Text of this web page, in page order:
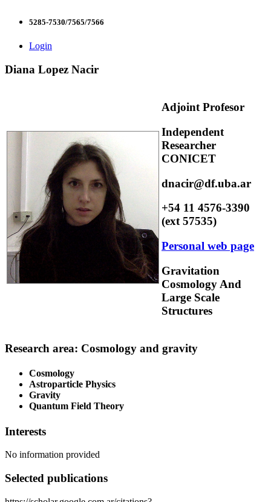
5285-7530/7565/7566
Login
Diana Lopez Nacir
Adjoint Profesor
Independent
Researcher
CONICET
dnacir@df.uba.ar
+54 11 4576-3390
(ext 57535)
Personal web page
Gravitation
Cosmology And
Large Scale
Structures
Research area: Cosmology and gravity
Cosmology
Astroparticle Physics
Gravity
Quantum Field Theory
Interests
No information provided
Selected publications